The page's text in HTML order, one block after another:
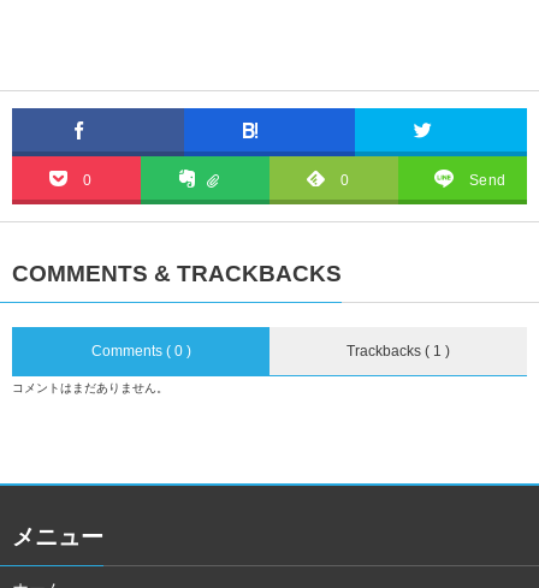
0 0 Send
COMMENTS & TRACKBACKS
Comments ( 0 ) Trackbacks ( 1 )
コメントはまだありません。
メニュー